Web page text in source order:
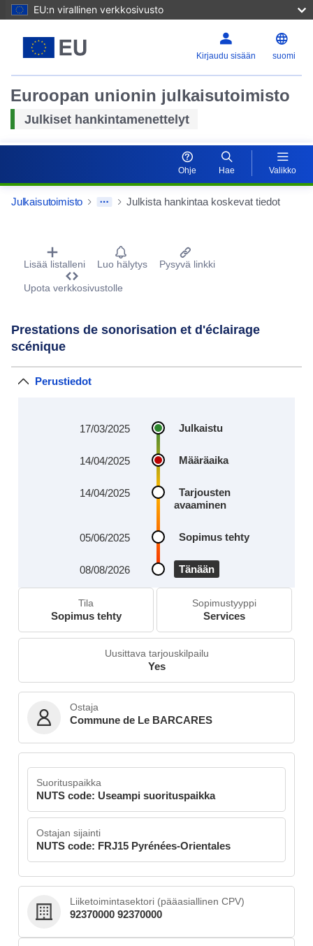
EU:n virallinen verkkosivusto
Kirjaudu sisään suomi
Euroopan unionin julkaisutoimisto
Julkiset hankintamenettelyt
Ohje Hae Valikko
Julkaisutoimisto Julkista hankintaa koskevat tiedot
Procurement Detail Actions Portlet
Lisää listalleni Luo hälytys Pysyvä linkki
Upota verkkosivustolle
Prestations de sonorisation et d'éclairage
scénique
Perustiedot
Julkaistu
17/03/2025
Määräaika
14/04/2025
Tarjousten
avaaminen
14/04/2025
Sopimus tehty
05/06/2025
Tänään
08/08/2026
Tila
Sopimus tehty
Sopimustyyppi
Services
Uusittava tarjouskilpailu
Yes
Ostaja
Commune de Le BARCARES
Suorituspaikka
NUTS code: Useampi suorituspaikka
Ostajan sijainti
NUTS code: FRJ15 Pyrénées-Orientales
Liiketoimintasektori (pääasiallinen CPV)
92370000 92370000